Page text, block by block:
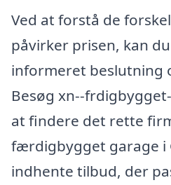
Ved at forstå de
påvirker prisen, kan
informeret beslutning
Besøg xn--
at findere det rette
færdigbygget garage i
indhente tilbud, der